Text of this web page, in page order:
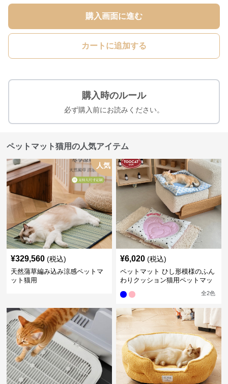
購入画面に進む
カートに追加する
購入時のルール
必ず購入前にお読みください。
ペットマット猫用の人気アイテム
人気
¥329,560 (税込)
天然蒲草編み込み涼感ペットマ
ット猫用
¥6,020 (税込)
ペットマット ひし形模様のふん
わりクッション猫用ペットマッ
全2色